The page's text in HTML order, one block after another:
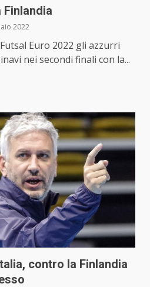
2022
Euro 2022 gli azzurri
nei secondi finali con la...
contro la Finlandia